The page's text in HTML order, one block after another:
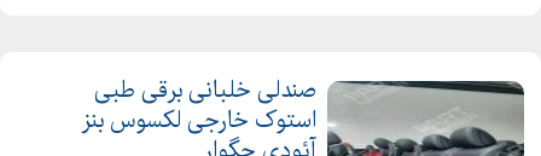
صندلی خلبانی برقی طبی
استوک خارجی لکسوس بنز